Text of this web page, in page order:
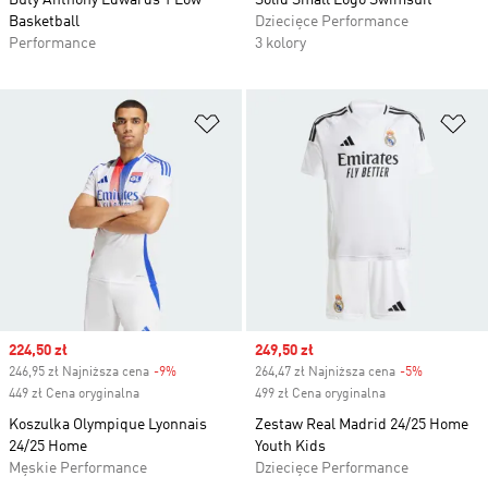
Basketball
Performance
Dziecięce Performance
3 kolory
Dodaj do listy życzeń
Sale price
224,50 zł
246,95 zł Najniższa cena -9%
449 zł Cena oryginalna
Koszulka Olympique Lyonnais
24/25 Home
Męskie Performance
Sale price
249,50 zł
264,47 zł Najniższa cena -5%
499 zł Cena oryginalna
Zestaw Real Madrid 24/25 Home
Youth Kids
Dziecięce Performance